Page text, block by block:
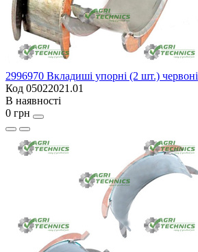
2996970 Вкладиші упорні (2 шт.) червоні
Код 05022021.01
В наявності
0 грн